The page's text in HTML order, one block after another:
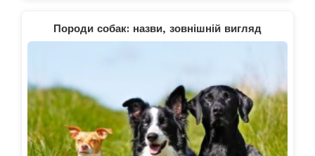
Породи собак: назви, зовнішній вигляд